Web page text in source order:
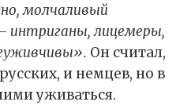
молчаливый
интриганы, лицемеры,
Он считал,
и немцев, но в
уживаться.